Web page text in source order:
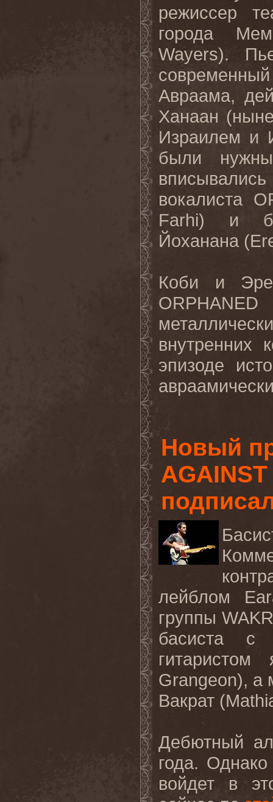
режиссер
города
Wayers).
Авраама,
Ханаан (
Израилем и
были
вписывались
вокалиста
Farhi) и
Йоханана
Коби и
ORPHANED
внутренних
эпизоде
Новый
лейблом
группы
басиста с
Grangeon), а
Вакрат (
Дебютный
года.
войдет в